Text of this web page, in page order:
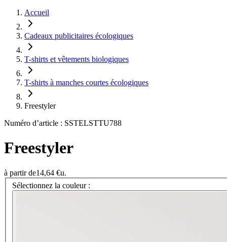
Accueil
Cadeaux publicitaires écologiques
T-shirts et vêtements biologiques
T-shirts à manches courtes écologiques
Freestyler
Numéro d’article : SSTELSTTU788
Freestyler
à partir de14,64 €u.
Sélectionnez la couleur :